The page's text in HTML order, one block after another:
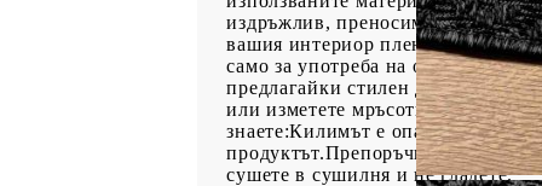
издръжлив, преносим и лесен за
вашия интериор пленително
само за употреба на открито,
предлагайки стилен дизайн и
или изметете мръсотията с вода
знаете:Килимът е опакован в
продуктът.Препоръчва се
сушете в сушилня и не гладете.